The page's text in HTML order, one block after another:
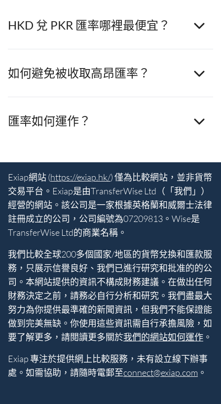
HKD 兌 PKR 匯率哪裡最便宜？
如何避免被收取高昂匯率？
匯率如何運作？
Exiap網站 (https://exiap.hk/) 僅為比較網站，並非貨幣
交易平台。Exiap是由TransferWise Ltd（「我們」）
經營的網站。該公司是一家根據英格蘭和威爾士法律
註冊成立的公司，公司編號為07209813。Wise是
TransferWise Ltd的商業名稱。
我們比較全球200多個國家/地區的貨幣兌換和匯款服
務，只展示信譽良好、我們已進行研究和批准的的公
司。本網站提供的資訊不構成財務建議。在做出任何
財務決定之前，請務必自行分析和研究。我們盡最大
努力為你提供最準確的新聞資訊，但我們不能保證能
做到完美無缺。你使用這些資訊需自行承擔風險，如
要了解更多，請閲讀更多關於我們的網站如何運作 。
Exiap 專注於提供網上比較服務，未有設立線下辦事
處。如需協助，請隨時電郵至connect@exiap.com 。